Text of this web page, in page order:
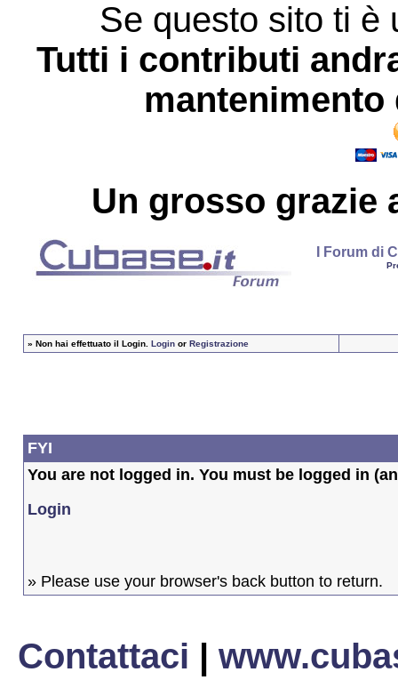
Se questo sito ti è
Tutti i contributi
Un grosso grazie
I Forum di
» Non hai effettuato il Login. Loginor Registrazione
FYI
You are not logged in. You must be logged in
Login
» Please use your browser's back button to return.
Contattaci |